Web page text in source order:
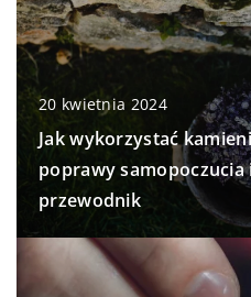
20 kwietnia 2024
Jak wykorzystać
poprawy
przewodnik